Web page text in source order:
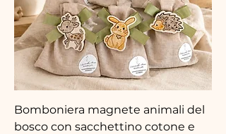
Bomboniera magnete animali del
bosco con sacchettino cotone e